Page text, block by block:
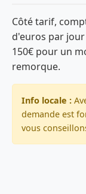
Côté tarif,
d'euros par
150€ pour un
remorque.
Info locale :
demande est
vous